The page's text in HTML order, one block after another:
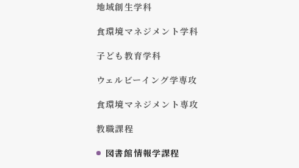
地域創生学科
食環境マネジメント学科
子ども教育学科
ウェルビーイング学専攻
食環境マネジメント専攻
教職課程
図書館情報学課程